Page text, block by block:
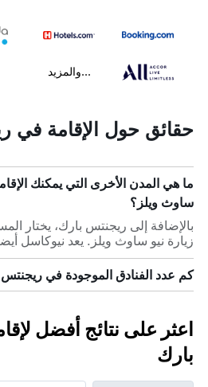
...والمزيد
حقائق حول الإقامة في
ما هي المدن الأخرى التي يمكنك
ساوث ويلز؟
بالإضافة إلى ريجنتس بارك، يختار
زيارة نيو ساوث ويلز. يعد نيوكاسل
كم عدد الفنادق الموجودة في
اعثر على نتائج أفضل
بارك